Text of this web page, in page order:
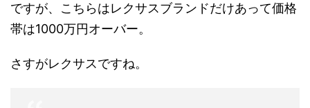
ですが、こちらはレクサスブランドだけあって価格
帯は1000万円オーバー。
さすがレクサスですね。